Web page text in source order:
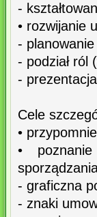
-
• rozwijanie
-
- podział ról
-
Cele
•
•
- graficzna
- znaki